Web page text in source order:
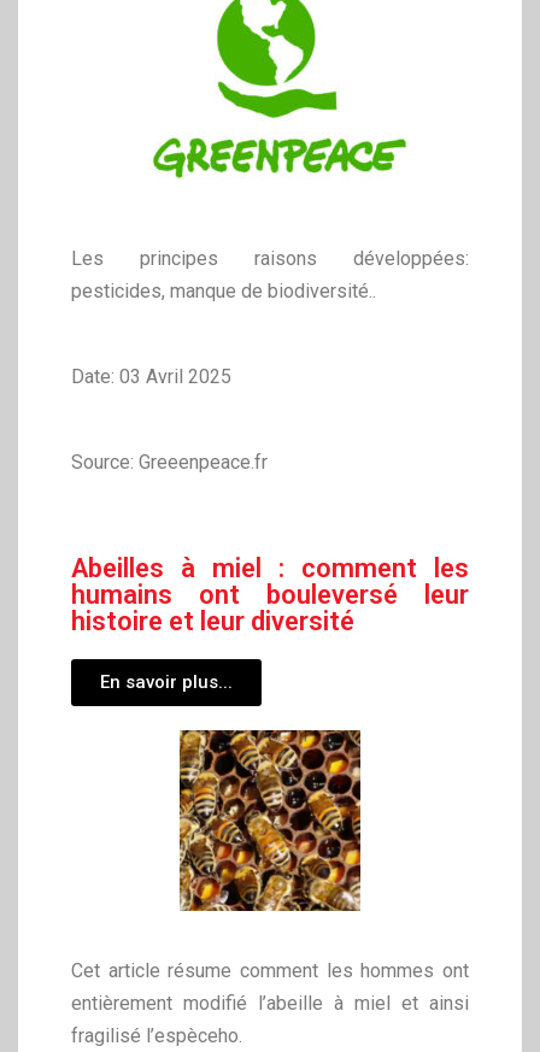
Les principes raisons développées:
pesticides, manque de biodiversité..
Date: 03 Avril 2025
Source: Greeenpeace.fr
Abeilles à miel : comment les
humains ont bouleversé leur
histoire et leur diversité
En savoir plus...
Cet article résume comment les hommes ont
entièrement modifié l’abeille à miel et ainsi
fragilisé l’espèceho.